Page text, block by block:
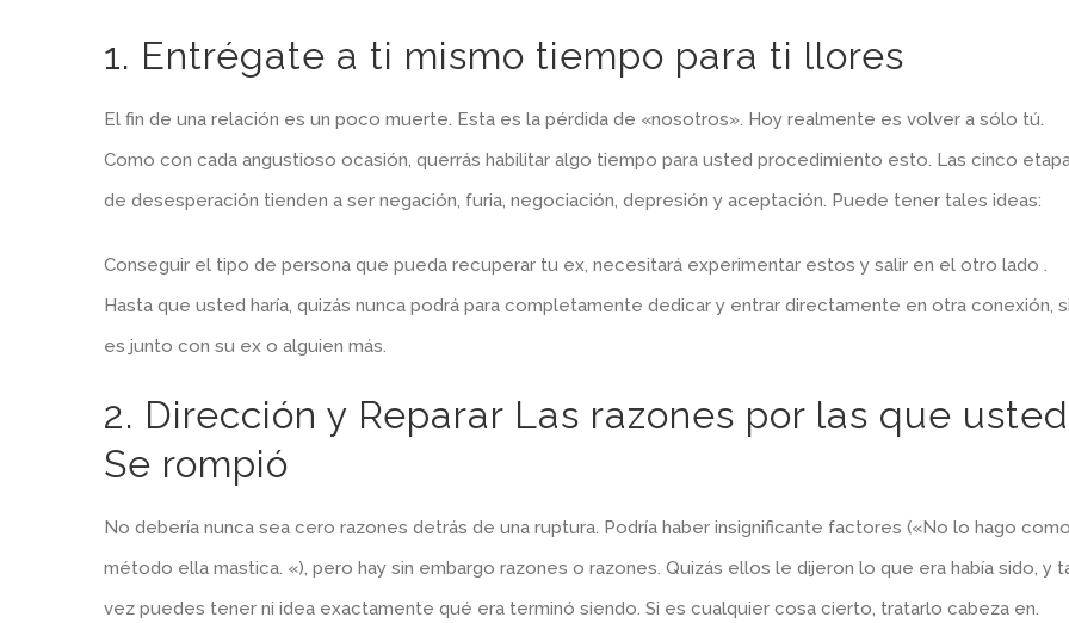
1. Entrégate a ti mismo tiempo para ti llores
El fin de una relación es un poco muerte. Esta es la pérdida de «nosotros». Hoy realmente es volver a sólo tú.
Como con cada angustioso ocasión, querrás habilitar algo tiempo para usted procedimiento esto. Las cinco
de desesperación tienden a ser negación, furia, negociación, depresión y aceptación. Puede tener tales ideas:
Conseguir el tipo de persona que pueda recuperar tu ex, necesitará experimentar estos y salir en el otro lado .
Hasta que usted haría, quizás nunca podrá para completamente dedicar y entrar directamente en otra conexión,
es junto con su ex o alguien más.
2. Dirección y Reparar Las razones por las que usted
Se rompió
No debería nunca sea cero razones detrás de una ruptura. Podría haber insignificante factores («No lo hago
método ella mastica. «), pero hay sin embargo razones o razones. Quizás ellos le dijeron lo que era había sido, y
vez puedes tener ni idea exactamente qué era terminó siendo. Si es cualquier cosa cierto, tratarlo cabeza en.